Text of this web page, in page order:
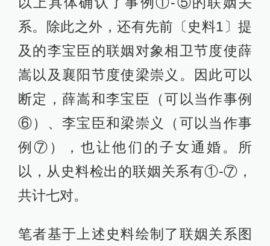
系。除此之外，还有先前〔史料1〕提
及的李宝臣的联姻对象相卫节度使薛
嵩以及襄阳节度使梁崇义。因此可以
断定，薛嵩和李宝臣（可以当作事例
⑥）、李宝臣和梁崇义（可以当作事
例⑦），也让他们的子女通婚。所
以，从史料检出的联姻关系有①-⑦，
共计七对。
笔者基于上述史料绘制了联姻关系图